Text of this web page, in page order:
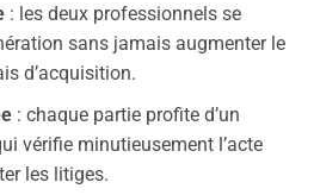
: les deux professionnels se
sans jamais augmenter le
d’acquisition.
: chaque partie profite d’un
vérifie minutieusement l’acte
les litiges.